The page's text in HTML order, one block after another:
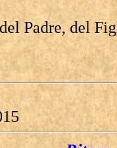
Padre, del